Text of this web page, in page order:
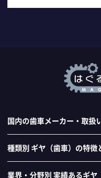
国内の歯車メーカー・取扱
種類別 ギヤ（歯車）の特徴
業界・分野別 実績あるギ